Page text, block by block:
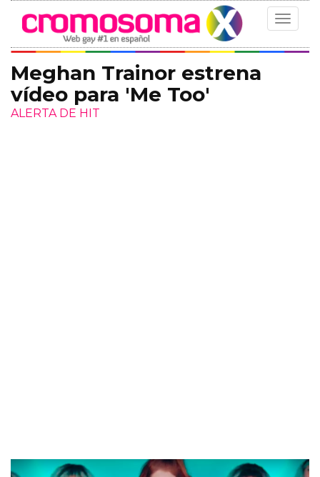
Toggle
Meghan Trainor estrena
vídeo para 'Me Too'
ALERTA DE HIT